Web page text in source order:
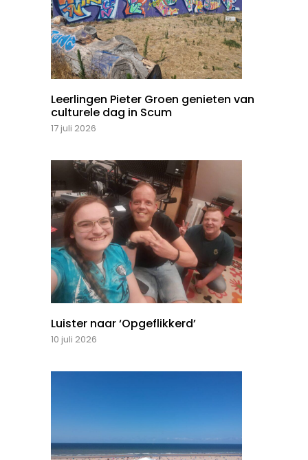
Leerlingen Pieter Groen genieten van
culturele dag in Scum
17 juli 2026
Luister naar ‘Opgeflikkerd’
10 juli 2026